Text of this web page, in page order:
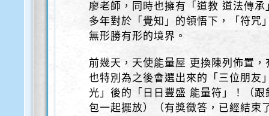
廖老師，同時也擁有「道教 道法傳
多年對於「覺知」的領悟下，「符咒
無形勝有形的境界。
前幾天，天使能量屋 更換陳列佈置
也特別為之後會選出來的「三位朋友
光」後的「日日豐盛 能量符」！（
包一起擺放）（有獎徵答，已經結束